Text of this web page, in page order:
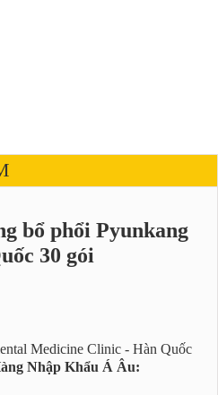
bổ phổi Pyunkang
30 gói
Medicine Clinic - Hàn Quốc
Nhập Khẩu Á Âu: